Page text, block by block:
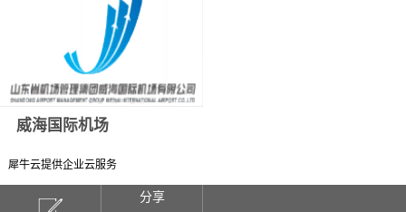
威海国际机场
犀牛云提供企业云服务
分享